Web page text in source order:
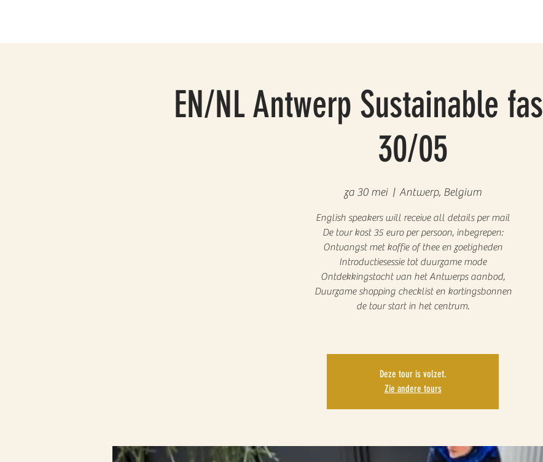
EN/NL Antwerp Sustainable
30/05
za 30 mei
  |
Antwerp, Belgium
English speakers will receive all details per mail
De tour kost 35 euro per persoon, inbegrepen:
Ontvangst met koffie of thee en zoetigheden
Introductiesessie tot duurzame mode
Ontdekkingstocht van het Antwerps aanbod,
Duurzame shopping checklist en kortingsbonnen
de tour start in het centrum.
Deze tour is volzet.
Zie andere tours